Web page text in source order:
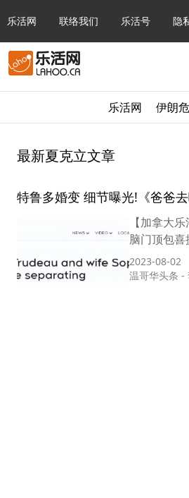
乐活网 联络我们 乐活号 隐
乐活网 伊朗
最新夏克立文章
特鲁多婚变 细节曝光!《爸爸
【加拿大
脑门顶包
2023-08-02
温哥华头条 -